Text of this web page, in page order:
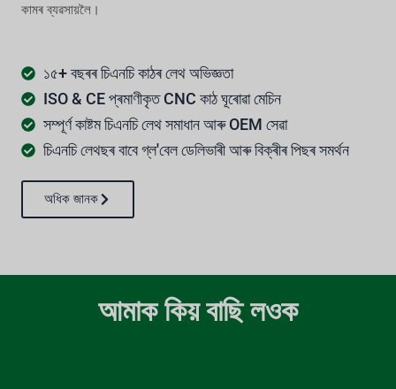
কামৰ ব্যৱসায়লৈ।
১৫+ বছৰৰ চিএনচি কাঠৰ লেথ অভিজ্ঞতা
ISO & CE প্ৰমাণীকৃত CNC কাঠ ঘূৰোৱা মেচিন
সম্পূৰ্ণ কাষ্টম চিএনচি লেথ সমাধান আৰু OEM সেৱা
চিএনচি লেথছৰ বাবে গ্ল'বেল ডেলিভাৰী আৰু বিক্ৰীৰ পিছৰ সমৰ্থন
অধিক জানক
আমাক কিয় বাছি লওক